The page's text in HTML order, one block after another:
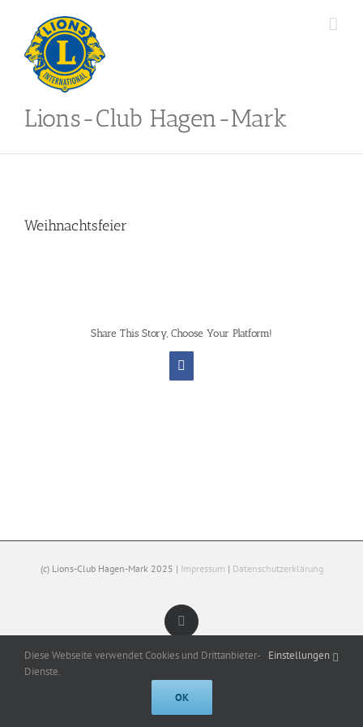
content
Lions-Club Hagen-Mark
Weihnachtsfeier
Share This Story, Choose Your Platform!
Facebook
(c) Lions-Club Hagen-Mark 2025 | Impressum | Datenschutzerklärung
Facebook
Diese Webseite verwendet Cookies und Drittanbieter-
Dienste.
Einstellungen
OK
Cookies help us deliver our services. By using our services, you agree to
our use of cookies.
Got it